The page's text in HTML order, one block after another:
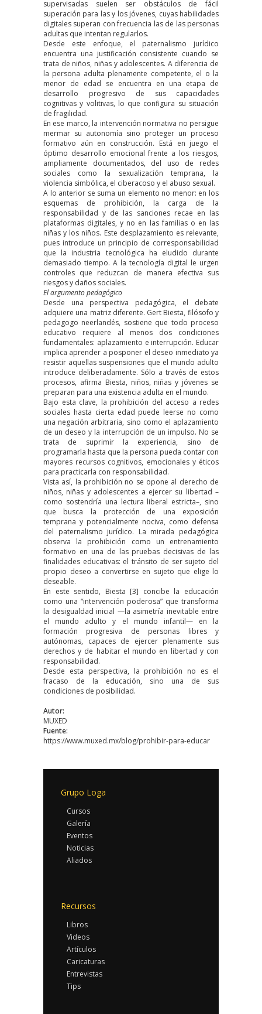
supervisadas suelen ser obstáculos de fácil
superación para las y los jóvenes, cuyas habilidades
digitales superan con frecuencia las de las personas
adultas que intentan regularlos.
Desde este enfoque, el paternalismo jurídico
encuentra una justificación consistente cuando se
trata de niños, niñas y adolescentes. A diferencia de
la persona adulta plenamente competente, el o la
menor de edad se encuentra en una etapa de
desarrollo progresivo de sus capacidades
cognitivas y volitivas, lo que configura su situación
de fragilidad.
En ese marco, la intervención normativa no persigue
mermar su autonomía sino proteger un proceso
formativo aún en construcción. Está en juego el
óptimo desarrollo emocional frente a los riesgos,
ampliamente documentados, del uso de redes
sociales como la sexualización temprana, la
violencia simbólica, el ciberacoso y el abuso sexual.
A lo anterior se suma un elemento no menor: en los
esquemas de prohibición, la carga de la
responsabilidad y de las sanciones recae en las
plataformas digitales, y no en las familias o en las
niñas y los niños. Este desplazamiento es relevante,
pues introduce un principio de corresponsabilidad
que la industria tecnológica ha eludido durante
demasiado tiempo. A la tecnología digital le urgen
controles que reduzcan de manera efectiva sus
riesgos y daños sociales.
El argumento pedagógico
Desde una perspectiva pedagógica, el debate
adquiere una matriz diferente. Gert Biesta, filósofo y
pedagogo neerlandés, sostiene que todo proceso
educativo requiere al menos dos condiciones
fundamentales: aplazamiento e interrupción. Educar
implica aprender a posponer el deseo inmediato ya
resistir aquellas suspensiones que el mundo adulto
introduce deliberadamente. Sólo a través de estos
procesos, afirma Biesta, niños, niñas y jóvenes se
preparan para una existencia adulta en el mundo.
Bajo esta clave, la prohibición del acceso a redes
sociales hasta cierta edad puede leerse no como
una negación arbitraria, sino como el aplazamiento
de un deseo y la interrupción de un impulso. No se
trata de suprimir la experiencia, sino de
programarla hasta que la persona pueda contar con
mayores recursos cognitivos, emocionales y éticos
para practicarla con responsabilidad.
Vista así, la prohibición no se opone al derecho de
niños, niñas y adolescentes a ejercer su libertad –
como sostendría una lectura liberal estricta–, sino
que busca la protección de una exposición
temprana y potencialmente nociva, como defensa
del paternalismo jurídico. La mirada pedagógica
observa la prohibición como un entrenamiento
formativo en una de las pruebas decisivas de las
finalidades educativas: el tránsito de ser sujeto del
propio deseo a convertirse en sujeto que elige lo
deseable.
En este sentido, Biesta [3] concibe la educación
como una “intervención poderosa” que transforma
la desigualdad inicial —la asimetría inevitable entre
el mundo adulto y el mundo infantil— en la
formación progresiva de personas libres y
autónomas, capaces de ejercer plenamente sus
derechos y de habitar el mundo en libertad y con
responsabilidad.
Desde esta perspectiva, la prohibición no es el
fracaso de la educación, sino una de sus
condiciones de posibilidad.
Autor:
MUXED
Fuente:
https://www.muxed.mx/blog/prohibir-para-educar
Grupo Loga
Cursos
Galería
Eventos
Noticias
Aliados
Recursos
Libros
Videos
Artículos
Caricaturas
Entrevistas
Tips